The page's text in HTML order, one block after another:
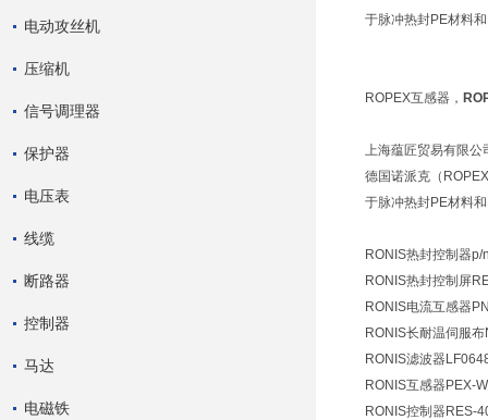
电动攻丝机
压缩机
信号调理器
保护器
电压表
线缆
断路器
控制器
马达
电磁铁
于脉冲热封PE材料
ROPEX互感器，
上海蕴匠贸易有限公
德国诺派克（
于脉冲热封PE材料
RONIS热封控制器
RONIS热封控制屏
RONIS电流互感器
RONIS长耐温伺服
RONIS滤波器
RONIS互感器PEX-
RONIS控制器RES-